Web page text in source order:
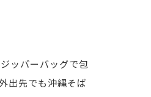
ッパーバッグで包
出先でも沖縄そば